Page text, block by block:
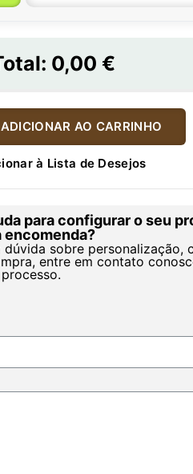
0,00 €
ADICIONAR AO CARRINHO
à Lista de Desejos
para configurar o seu
encomenda?
dúvida sobre personalização,
entre em contato